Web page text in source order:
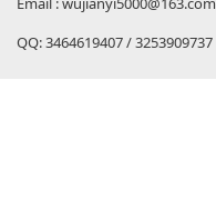
QQ: 3464619407 / 3253909737